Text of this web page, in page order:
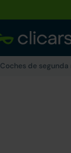
Coches de segunda